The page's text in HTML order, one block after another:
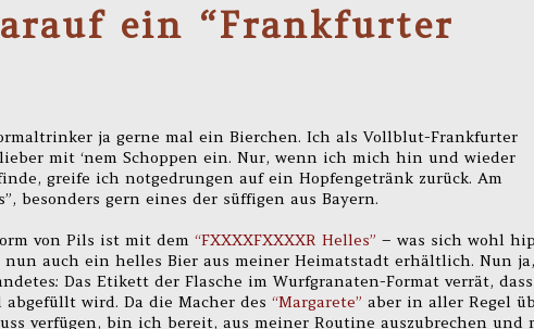
ein “Frankfurter
ja gerne mal ein Bierchen. Ich als Vollblut-Frankfurter
mit ‘nem Schoppen ein. Nur, wenn ich mich hin und wieder
greife ich notgedrungen auf ein Hopfengetränk zurück. Am
besonders gern eines der süffigen aus Bayern.
von Pils ist mit dem “FXXXXFXXXXR Helles” – was sich wohl
nun auch ein helles Bier aus meiner Heimatstadt erhältlich. Nun ja,
Das Etikett der Flasche im Wurfgranaten-Format verrät, dass
wird. Da die Macher des “Margarete” aber in aller Regel
verfügen, bin ich bereit, aus meiner Routine auszubrechen und